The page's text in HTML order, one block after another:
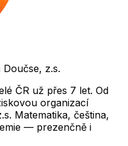
z.s.
ČR už přes 7 let. Od
organizací
Matematika, čeština,
— prezenčně i